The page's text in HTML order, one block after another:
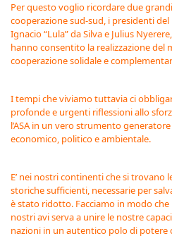
Per questo voglio ricordare due
cooperazione sud-sud, i presidenti del
Ignacio “Lula” da Silva e Julius
hanno consentito la realizzazione del
cooperazione solidale e
I tempi che viviamo tuttavia ci
profonde e urgenti riflessioni allo
l’ASA in un vero strumento
economico, politico e ambientale.
E’ nei nostri continenti che si trovano
storiche sufficienti, necessarie per
è stato ridotto. Facciamo in modo
nostri avi serva a unire le nostre
nazioni in un autentico polo di potere